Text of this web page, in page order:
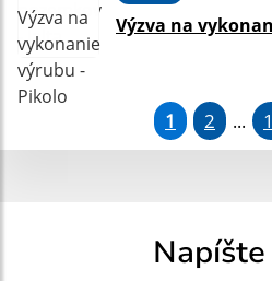
Výzva na
1 2 ...